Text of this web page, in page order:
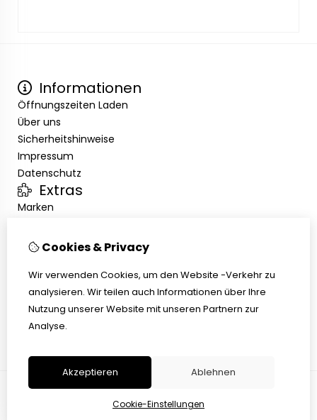
Informationen
Öffnungszeiten Laden
Über uns
Sicherheitshinweise
Impressum
Datenschutz
Extras
Marken
Kundenservice
Übersicht
Abholen
AGB
Widerrufsbelehrung
Cookies & Privacy
Wir verwenden Cookies, um den Website -Verkehr zu
analysieren. Wir teilen auch Informationen über Ihre
Nutzung unserer Website mit unseren Partnern zur
Analyse.
Akzeptieren Ablehnen
Cookie-Einstellungen